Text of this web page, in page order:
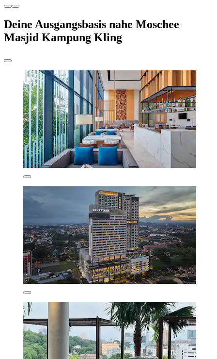
Deine Ausgangsbasis nahe Moschee
Masjid Kampung Kling